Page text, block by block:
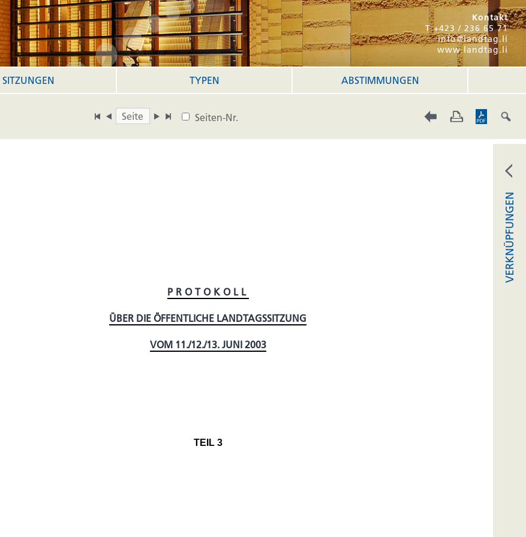
Kontakt
T +423 / 236 65 71
info@landtag.li
www.landtag.li
SITZUNGEN TYPEN ABSTIMMUNGEN
Seiten-Nr.
PROTOKOLL
ÜBER DIE ÖFFENTLICHE LANDTAGSSITZUNG
VOM 11./12./13. JUNI 2003
TEIL 3
VERKNÜPFUNGEN